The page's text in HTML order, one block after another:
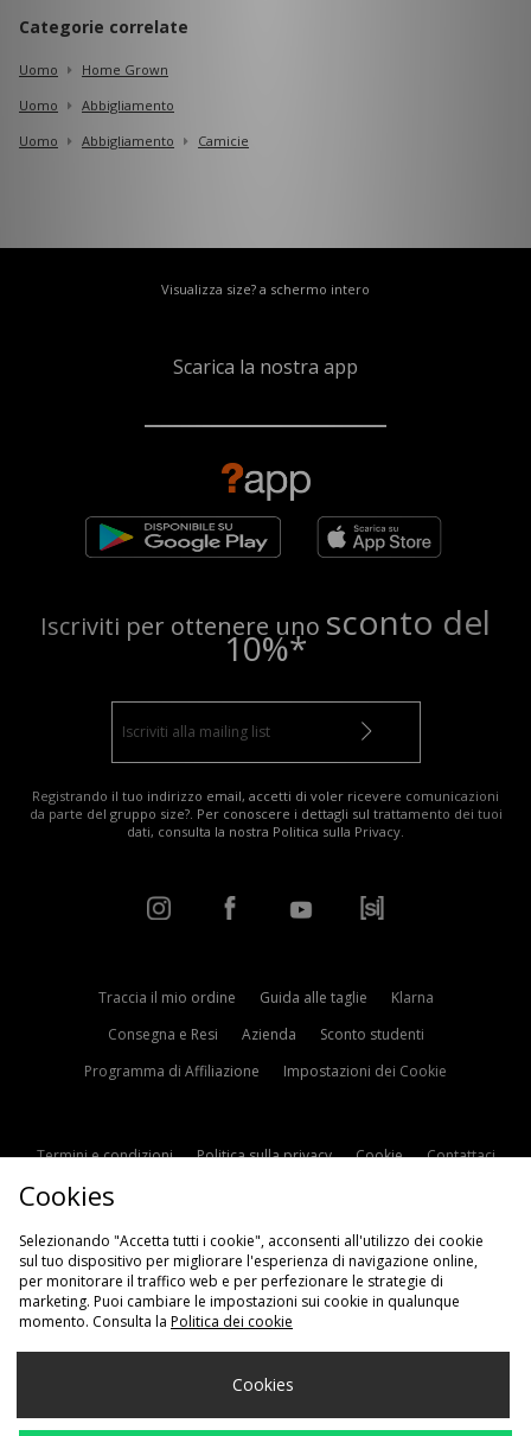
Categorie correlate
Uomo
Home Grown
Uomo
Abbigliamento
Uomo
Abbigliamento Camicie
Visualizza size? a schermo intero
Scarica la nostra app
Iscriviti per ottenere uno sconto del
10%*
Registrando il tuo indirizzo email, accetti di voler ricevere comunicazioni
da parte del gruppo size?. Per conoscere i dettagli sul trattamento dei tuoi
dati, consulta la nostra Politica sulla Privacy
Traccia il mio ordine Guida alle taglie
Klarna
Consegna e Resi
Azienda
Sconto studenti
Programma di Affiliazione
Impostazioni dei Cookie
Termini e condizioni Politica sulla privacy Cookie
Contattaci
Scegli Il Tuo Paese
Cookies
Selezionando "Accetta tutti i cookie", acconsenti all'utilizzo dei cookie
sul tuo dispositivo per migliorare l'esperienza di navigazione online,
per monitorare il traffico web e per perfezionare le strategie di
marketing. Puoi cambiare le impostazioni sui cookie in qualunque
momento. Consulta la Politica dei cookie
Cookies